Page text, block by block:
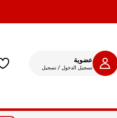
عضوية
تسجيل الدخول / تسجيل